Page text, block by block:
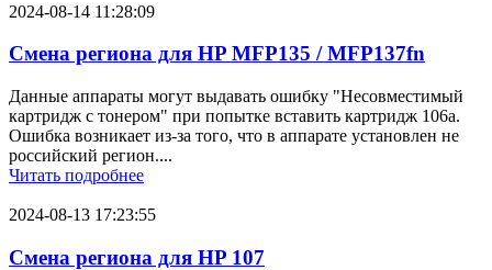
2024-08-14 11:28:09
Смена региона для HP MFP135 / MFP137fn
Данные аппараты могут выдавать ошибку "Несовместимый
картридж с тонером" при попытке вставить картридж 106a.
Ошибка возникает из-за того, что в аппарате установлен не
российский регион....
Читать подробнее
2024-08-13 17:23:55
Смена региона для HP 107